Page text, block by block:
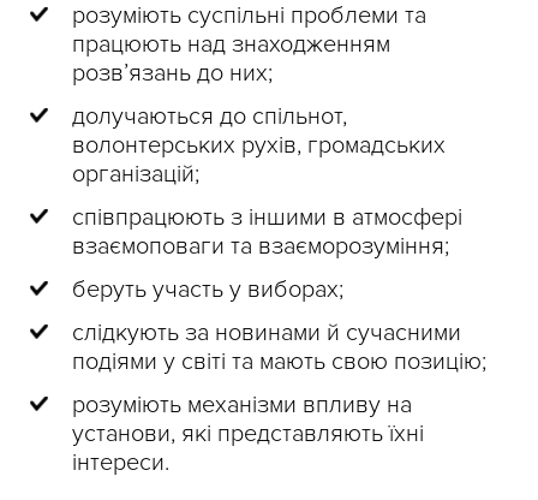
розуміють суспільні проблеми та
працюють над знаходженням
розв’язань до них;
долучаються до спільнот,
волонтерських рухів, громадських
організацій;
співпрацюють з іншими в атмосфері
взаємоповаги та взаєморозуміння;
беруть участь у виборах;
слідкують за новинами й сучасними
подіями у світі та мають свою позицію;
розуміють механізми впливу на
установи, які представляють їхні
інтереси.